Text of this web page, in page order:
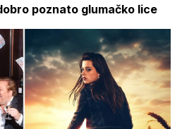
poznato glumačko lice